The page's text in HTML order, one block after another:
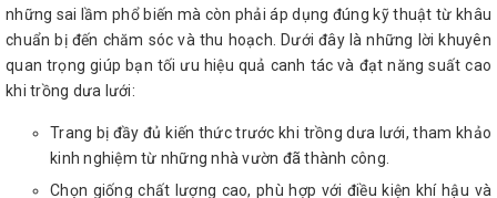
những sai lầm phổ biến mà còn phải áp dụng đúng kỹ thuật từ khâu
chuẩn bị đến chăm sóc và thu hoạch. Dưới đây là những lời khuyên
quan trọng giúp bạn tối ưu hiệu quả canh tác và đạt năng suất cao
khi trồng dưa lưới:
Trang bị đầy đủ kiến thức trước khi trồng dưa lưới, tham khảo
kinh nghiệm từ những nhà vườn đã thành công.
Chọn giống chất lượng cao, phù hợp với điều kiện khí hậu và